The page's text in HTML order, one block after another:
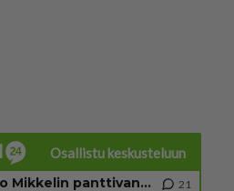
Osallistu keskusteluun
Muistatko Mikkelin panttivankidraaman?
21